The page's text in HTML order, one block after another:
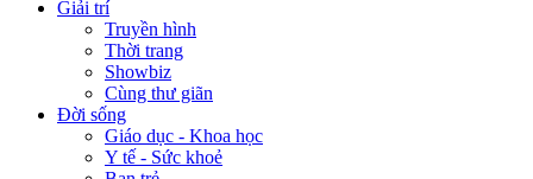
Giải trí
Truyền hình
Thời trang
Showbiz
Cùng thư giãn
Đời sống
Giáo dục - Khoa học
Y tế - Sức khoẻ